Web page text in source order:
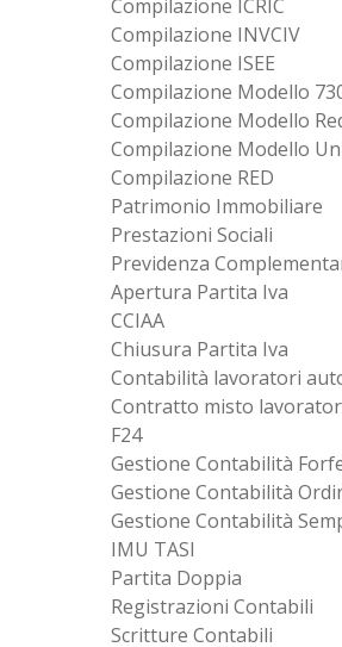
Compilazione ICRIC
Compilazione INVCIV
Compilazione ISEE
Compilazione Modello
Compilazione Modello
Compilazione Modello
Compilazione RED
Patrimonio Immobiliare
Prestazioni Sociali
Previdenza
Apertura Partita Iva
CCIAA
Chiusura Partita Iva
Contabilità lavoratori
Contratto misto
F24
Gestione Contabilità
Gestione Contabilità
Gestione Contabilità
IMU TASI
Partita Doppia
Registrazioni Contabili
Scritture Contabili